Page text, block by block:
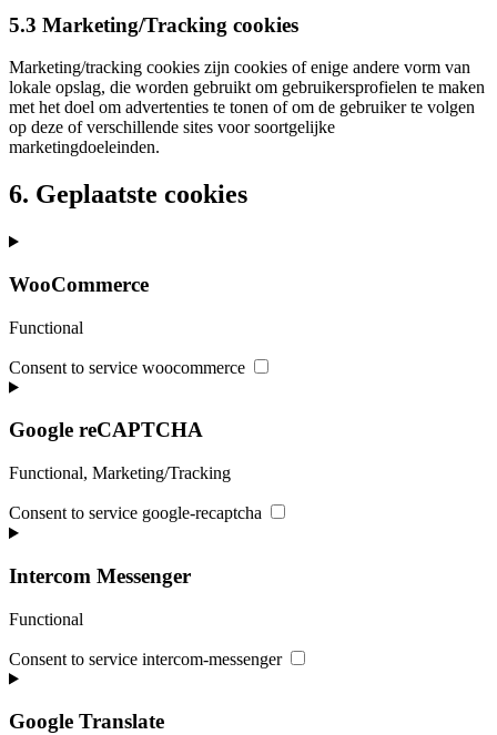
5.3 Marketing/Tracking cookies
Marketing/tracking cookies zijn cookies of enige andere vorm van
lokale opslag, die worden gebruikt om gebruikersprofielen te maken
met het doel om advertenties te tonen of om de gebruiker te volgen
op deze of verschillende sites voor soortgelijke
marketingdoeleinden.
6. Geplaatste cookies
WooCommerce
Functional
Consent to service woocommerce
Google reCAPTCHA
Functional, Marketing/Tracking
Consent to service google-recaptcha
Intercom Messenger
Functional
Consent to service intercom-messenger
Google Translate